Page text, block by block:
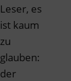
Leser, es
ist kaum
zu
glauben:
der